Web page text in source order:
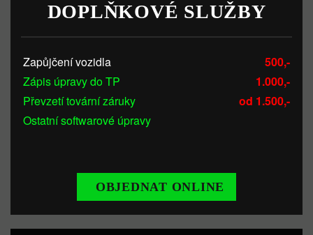
DOPLŇKOVÉ SLUŽBY
Zapůjčení vozidla
500,-
Zápis úpravy do TP
1.000,-
Převzetí tovární záruky
od 1.500,-
Ostatní softwarové úpravy
OBJEDNAT ONLINE